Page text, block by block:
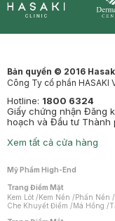
Bản quyền © 2016
Công Ty cổ phần HASAKI
Hotline: 1800 6324
Giấy chứng nhận Đăng
hoạch và Đầu tư Thành
Xem tất cả cửa hàng
Mỹ Phẩm High-End
Trang Điểm Mặt
Kem Lót /Kem Nền /Phấn Nền /
Che Khuyết Điểm /Má Hồng /